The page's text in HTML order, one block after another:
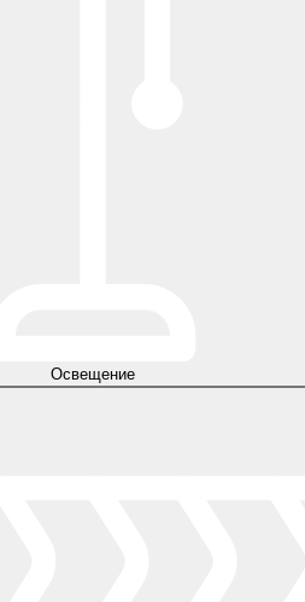
Освещение